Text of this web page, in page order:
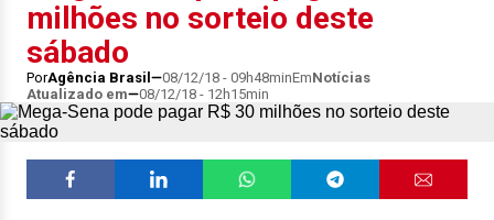
milhões no sorteio deste
sábado
PorAgência Brasil 08/12/18 - 09h48minEmNotícias
Atualizado em
08/12/18 - 12h15min